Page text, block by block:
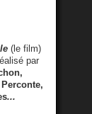
(le film)
par
...